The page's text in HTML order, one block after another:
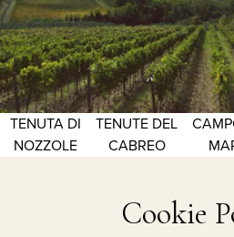
TENUTA DI
NOZZOLE
TENUTE DEL
CABREO
Cookie